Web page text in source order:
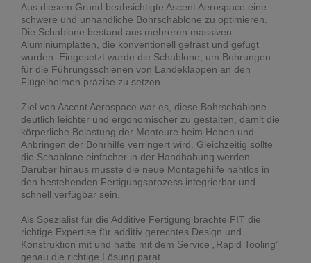
Aus diesem Grund beabsichtigte Ascent Aerospace eine
schwere und unhandliche Bohrschablone zu optimieren.
Die Schablone bestand aus mehreren massiven
Aluminiumplatten, die konventionell gefräst und gefügt
wurden. Eingesetzt wurde die Schablone, um Bohrungen
für die Führungsschienen von Landeklappen an den
Flügelholmen präzise zu setzen.
Ziel von Ascent Aerospace war es, diese Bohrschablone
deutlich leichter und ergonomischer zu gestalten, damit die
körperliche Belastung der Monteure beim Heben und
Anbringen der Bohrhilfe verringert wird. Gleichzeitig sollte
die Schablone einfacher in der Handhabung werden.
Darüber hinaus musste die neue Montagehilfe nahtlos in
den bestehenden Fertigungsprozess integrierbar und
schnell verfügbar sein.
Als Spezialist für die Additive Fertigung brachte FIT die
richtige Expertise für additiv gerechtes Design und
Konstruktion mit und hatte mit dem Service „Rapid Tooling“
genau die richtige Lösung parat.